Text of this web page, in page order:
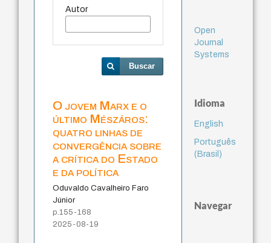
Autor
Buscar
O jovem Marx e o
último Mészáros:
quatro linhas de
convergência sobre
a crítica do Estado
e da política
Oduvaldo Cavalheiro Faro
Júnior
p.155-168
2025-08-19
Open
Journal
Systems
Idioma
English
Português
(Brasil)
Navegar